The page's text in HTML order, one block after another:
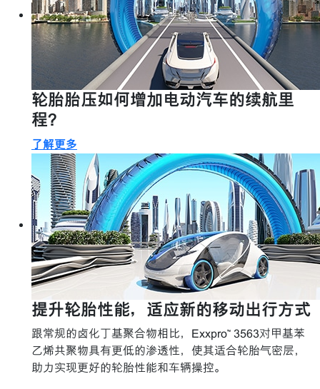
轮胎胎压如何增加电动汽车的续航里
程？
了解更多
提升轮胎性能，适应新的移动出行方式
跟常规的卤化丁基聚合物相比，Exxpro™ 3563对甲基苯
乙烯共聚物具有更低的渗透性，使其适合轮胎气密层，
助力实现更好的轮胎性能和车辆操控。